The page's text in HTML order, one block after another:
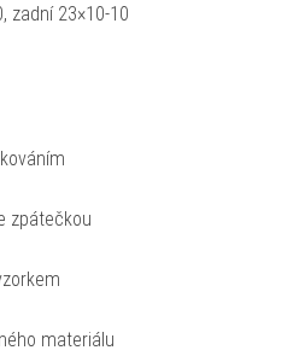
zadní 23×10-10
zpátečkou
materiálu